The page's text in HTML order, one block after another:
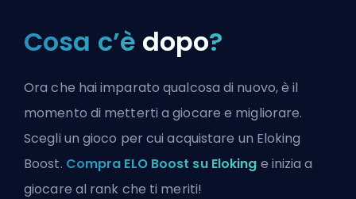
Cosa c’è dopo?
Ora che hai imparato qualcosa di nuovo, è il
momento di metterti a giocare e migliorare.
Scegli un gioco per cui acquistare un Eloking
Boost. Compra ELO Boost su Eloking e inizia a
giocare al rank che ti meriti!